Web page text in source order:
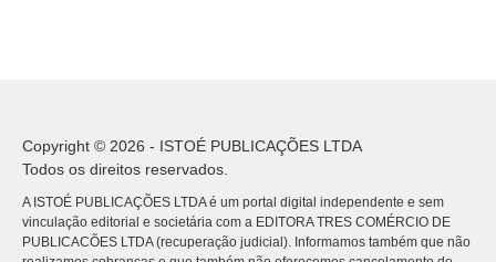
Copyright © 2026 - ISTOÉ PUBLICAÇÕES LTDA
Todos os direitos reservados.
A ISTOÉ PUBLICAÇÕES LTDA é um portal digital independente e sem
vinculação editorial e societária com a EDITORA TRES COMÉRCIO DE
PUBLICACÕES LTDA (recuperação judicial). Informamos também que não